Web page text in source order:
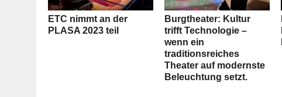
ETC nimmt an der
PLASA 2023 teil
Burgtheater: Kultur
trifft Technologie –
wenn ein
traditionsreiches
Theater auf modernste
Beleuchtung setzt.